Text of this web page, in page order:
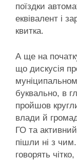
поїздки
еквівалент і
квитка.
А ще на
що дискусія
буквально, в
пройшов
влади й
ГО та
пішли ні з
говорять